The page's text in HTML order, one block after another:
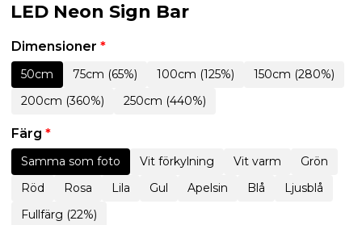
LED Neon Sign Bar
Dimensioner *
50cm 75cm (65%) 100cm (125%)
150cm (280%)
200cm (360%)
250cm (440%)
Färg *
Samma som foto Vit förkylning Vit varm
Grön
Röd
Rosa Lila Gul Apelsin Blå
Ljusblå
Fullfärg (22%)